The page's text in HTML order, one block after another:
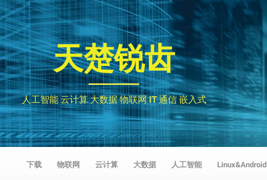
天楚锐齿
人工智能 云计算 大数据 物联网 IT 通信 嵌入式
下载 物联网 云计算 大数据 人工智能 Linux&Android